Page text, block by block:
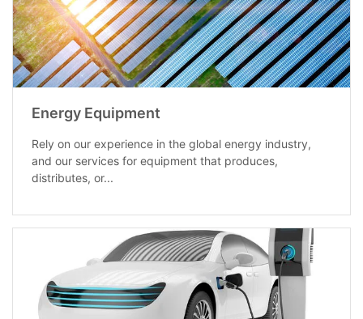
Energy Equipment
Rely on our experience in the global energy industry,
and our services for equipment that produces,
distributes, or...